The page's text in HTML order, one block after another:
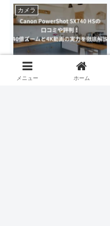
カメラ
メニュー ホーム